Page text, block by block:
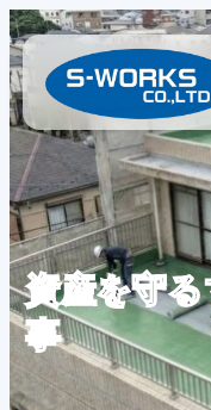
内
容
を
ス
キ
ッ
プ
資産を守
事